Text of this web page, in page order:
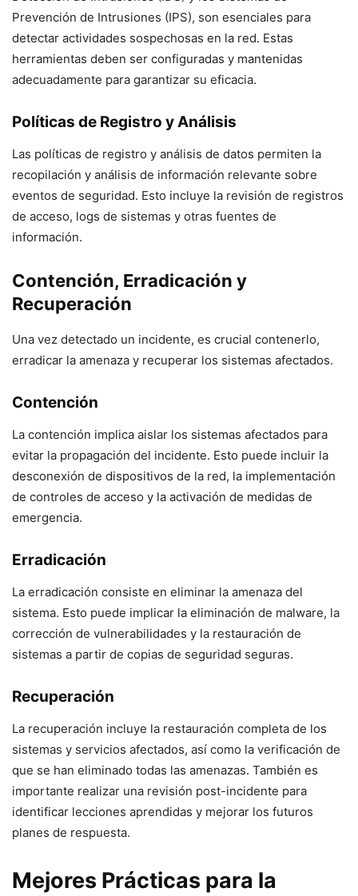
Prevención de Intrusiones (IPS), son esenciales para
detectar actividades sospechosas en la red. Estas
herramientas deben ser configuradas y mantenidas
adecuadamente para garantizar su eficacia.
Políticas de Registro y Análisis
Las políticas de registro y análisis de datos permiten la
recopilación y análisis de información relevante sobre
eventos de seguridad. Esto incluye la revisión de registros
de acceso, logs de sistemas y otras fuentes de
información.
Contención, Erradicación y
Recuperación
Una vez detectado un incidente, es crucial contenerlo,
erradicar la amenaza y recuperar los sistemas afectados.
Contención
La contención implica aislar los sistemas afectados para
evitar la propagación del incidente. Esto puede incluir la
desconexión de dispositivos de la red, la implementación
de controles de acceso y la activación de medidas de
emergencia.
Erradicación
La erradicación consiste en eliminar la amenaza del
sistema. Esto puede implicar la eliminación de malware, la
corrección de vulnerabilidades y la restauración de
sistemas a partir de copias de seguridad seguras.
Recuperación
La recuperación incluye la restauración completa de los
sistemas y servicios afectados, así como la verificación de
que se han eliminado todas las amenazas. También es
importante realizar una revisión post-incidente para
identificar lecciones aprendidas y mejorar los futuros
planes de respuesta.
Mejores Prácticas para la